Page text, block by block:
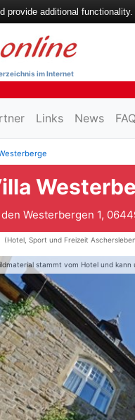
im Internet
Links News FAQ
Westerbergen 1,
(Hotel, Sport und Freizeit
stammt vom Hotel und
provide additional functionality.